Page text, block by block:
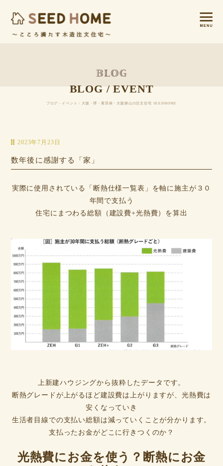
BLOG / EVENT
ブログ・イベント / 大阪・堺・富田林・大阪狭山の注文住宅 SEEDHOME
2023年7月23日
数年後に感謝する「家」
実際に使用されている「断熱仕様一覧表」を軸に施主が３０
年間で支払う
住宅にまつわる総額（建設費+光熱費）を算出
上新建ハウジングから抜粋したデータです。
断熱グレードが上がるほど建設費は上がりますが、光熱費は
安くなっていき
生活者目線での支払い総額は減っていくことが分かります。
支払ったお金がどこに行きつくのか？
光熱費にお金を使う？断熱にお金